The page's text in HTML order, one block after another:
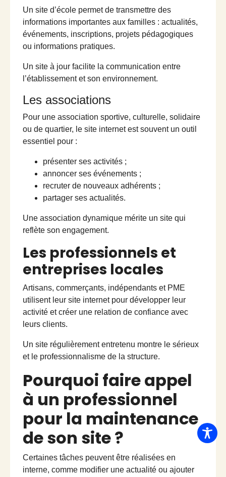
Un site d’école permet de transmettre des
informations importantes aux familles : actualités,
événements, inscriptions, projets pédagogiques
ou informations pratiques.
Un site à jour facilite la communication entre
l’établissement et son environnement.
Les associations
Pour une association sportive, culturelle, solidaire
ou de quartier, le site internet est souvent un outil
essentiel pour :
présenter ses activités ;
annoncer ses événements ;
recruter de nouveaux adhérents ;
partager ses actualités.
Une association dynamique mérite un site qui
reflète son engagement.
Les professionnels et
entreprises locales
Artisans, commerçants, indépendants et PME
utilisent leur site internet pour développer leur
activité et créer une relation de confiance avec
leurs clients.
Un site régulièrement entretenu montre le sérieux
et le professionnalisme de la structure.
Pourquoi faire appel
à un professionnel
pour la maintenance
de son site ?
Certaines tâches peuvent être réalisées en
interne, comme modifier une actualité ou ajouter